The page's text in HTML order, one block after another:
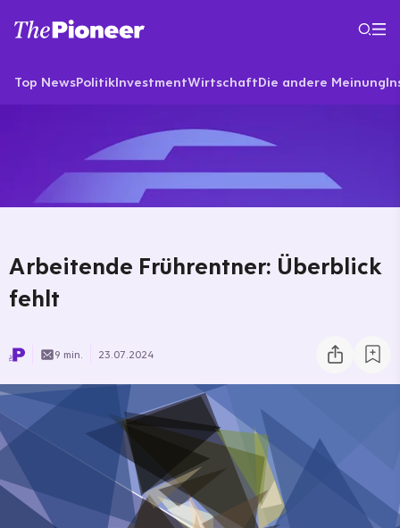
Top NewsPolitikInvestmentWirtschaftDie andere Meinung
Arbeitende Frührentner: Überblick
fehlt
9 min. 23.07.2024